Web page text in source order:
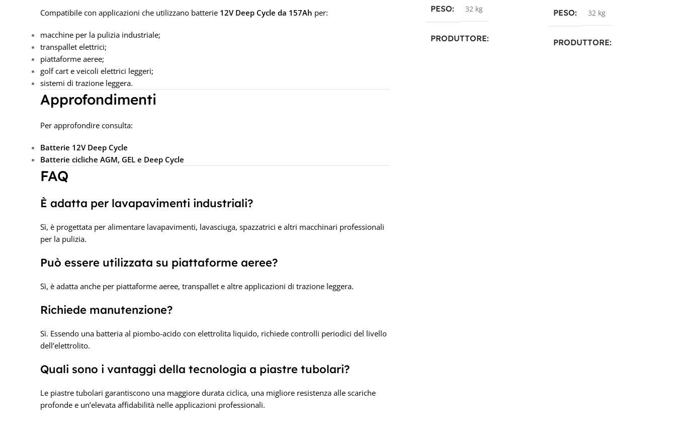
Compatibile con applicazioni che utilizzano batterie 12V Deep Cycle da 157Ah per:
macchine per la pulizia industriale;
transpallet elettrici;
piattaforme aeree;
golf cart e veicoli elettrici leggeri;
sistemi di trazione leggera.
Approfondimenti
Per approfondire consulta:
Batterie 12V Deep Cycle
Batterie cicliche AGM, GEL e Deep Cycle
FAQ
È adatta per lavapavimenti industriali?
Sì, è progettata per alimentare lavapavimenti, lavasciuga, spazzatrici e altri macchinari professionali
per la pulizia.
Può essere utilizzata su piattaforme aeree?
Sì, è adatta anche per piattaforme aeree, transpallet e altre applicazioni di trazione leggera.
Richiede manutenzione?
Sì. Essendo una batteria al piombo-acido con elettrolita liquido, richiede controlli periodici del livello
dell’elettrolito.
Quali sono i vantaggi della tecnologia a piastre tubolari?
Le piastre tubolari garantiscono una maggiore durata ciclica, una migliore resistenza alle scariche
profonde e un’elevata affidabilità nelle applicazioni professionali.
PESO 32 kg
PRODUTTORE
PESO 32 kg
PRODUTTORE